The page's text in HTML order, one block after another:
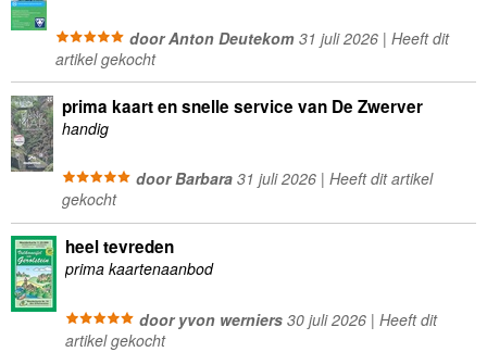
door Anton Deutekom31 juli 2026 | Heeft dit
artikel gekocht
prima kaart en snelle service van De Zwerver
handig
door Barbara31 juli 2026 | Heeft dit artikel
gekocht
heel tevreden
prima kaartenaanbod
door yvon werniers30 juli 2026 | Heeft dit
artikel gekocht